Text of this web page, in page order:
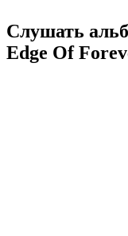
Слушать
Edge Of